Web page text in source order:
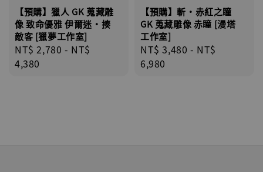
加入購物車
加購優惠【讓子彈飛 鵝城縣長 張麻子 [BK01]】
【預購】獵人 GK 蒐藏雕
像 致命優雅 伊爾迷·揍
敵客 [獵夢工作室]
Regular
price
NT$ 2,780 - NT$
4,380
【預購】斬·赤紅之瞳
GK 蒐藏雕像 赤瞳 [漫塔
工作室]
Regular
price
NT$ 3,480 - NT$
6,980